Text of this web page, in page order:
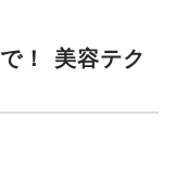
！ 美容テク